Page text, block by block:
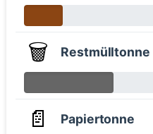
🗑️ Restmülltonne
📄 Papiertonne